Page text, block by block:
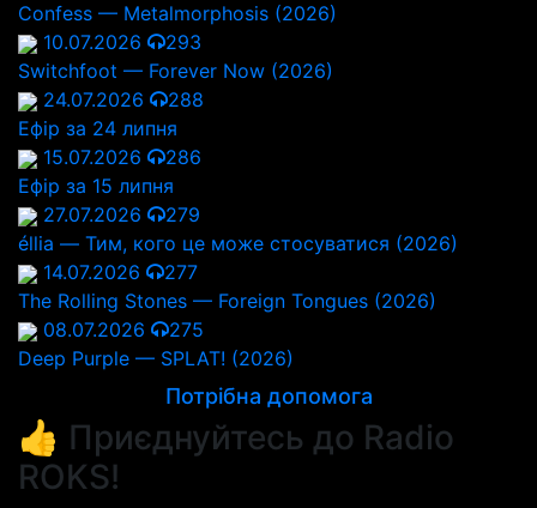
Confess — Metalmorphosis (2026)
10.07.2026
293
Switchfoot — Forever Now (2026)
24.07.2026
288
Ефір за 24 липня
15.07.2026
286
Ефір за 15 липня
27.07.2026
279
éllia — Тим, кого це може стосуватися (2026)
14.07.2026
277
The Rolling Stones — Foreign Tongues (2026)
08.07.2026
275
Deep Purple — SPLAT! (2026)
Потрібна допомога
👍 Приєднуйтесь до Radio
ROKS!